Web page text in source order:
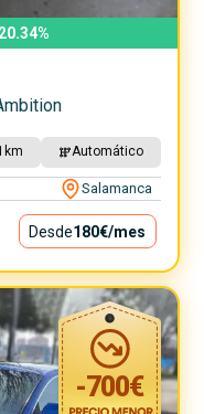
%
km Automático
Salamanca
Desde180€/mes
-700€